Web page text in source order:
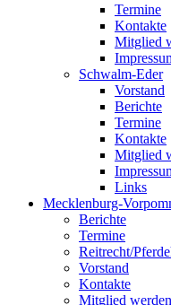
Termine
Kontakte
Mitglied
Schwalm-Eder
Vorstand
Berichte
Termine
Kontakte
Mitglied
Links
Mecklenburg-
Berichte
Termine
Reitrecht/
Vorstand
Kontakte
Mitglied werden